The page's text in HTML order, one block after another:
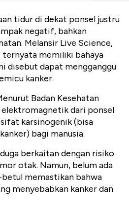
tidur di dekat ponsel justru
negatif, bahkan
Melansir Live Science,
memiliki bahaya
disebut dapat mengganggu
kanker.
Badan Kesehatan
elektromagnetik dari ponsel
karsinogenik (bisa
bagi manusia.
berkaitan dengan risiko
otak. Namun, belum ada
memastikan bahwa
menyebabkan kanker dan